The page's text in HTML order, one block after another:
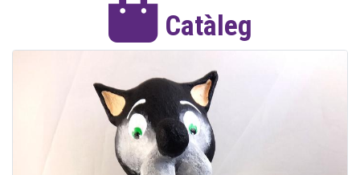
Catàleg